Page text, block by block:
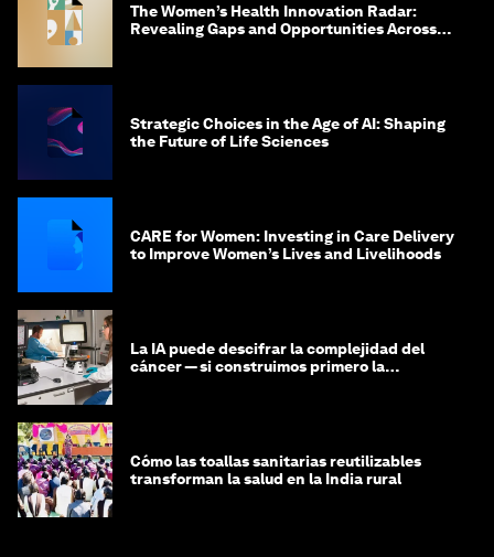
The Women’s Health Innovation Radar:
Revealing Gaps and Opportunities Across
Strategic Choices in the Age of AI: Shaping
the Future of Life Sciences
CARE for Women: Investing in Care Delivery
to Improve Women’s Lives and Livelihoods
La IA puede descifrar la complejidad del
cáncer — si construimos primero la
Cómo las toallas sanitarias reutilizables
transforman la salud en la India rural